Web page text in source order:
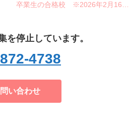
を停止しています。
4738
い合わせ